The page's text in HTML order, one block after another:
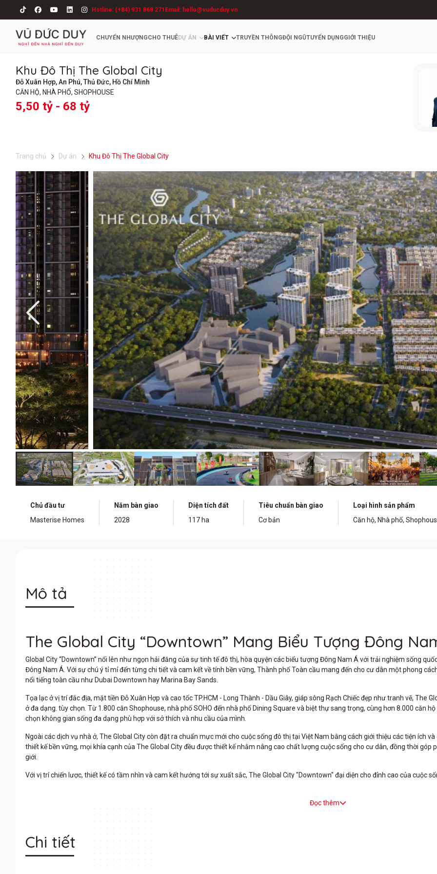
Hotline: (+84) 931 868 271 Email: hello@vuducduy.vn
CHUYỂN NHƯỢNGCHO THUÊDỰ ÁN BÀI VIẾT TRUYỀN THÔNGĐỘI NGŨTUYỂN DỤNGGIỚI THIỆU
Khu Đô Thị The Global City
Đỗ Xuân Hợp, An Phú, Thủ Đức, Hồ Chí Minh
CĂN HỘ, NHÀ PHỐ, SHOPHOUSE
5,50 tỷ - 68 tỷ
Trang chủ Dự án Khu Đô Thị The Global City
Chủ đầu tư
Masterise Homes
Năm bàn giao
2028
Diện tích đất
117 ha
Tiêu chuẩn bàn giao
Cơ bản
Loại hình sản phẩm
Căn hộ, Nhà phố,
Mô tả
The Global City “Downtown” Mang Biểu Tượng Đông
Global City “Downtown” nổi lên như ngọn hải đăng của sự tinh tế đô thị, hòa quyện các biểu tượng Đông Nam Á với trải nghiệm sống
Đông Nam Á. Với sự chú ý tỉ mỉ đến từng chi tiết và cam kết về tính bền vững, Thành phố Toàn cầu mang đến cho cư dân một phong
nổi tiếng toàn cầu như Dubai Downtown hay Marina Bay Sands.
Tọa lạc ở vị trí đắc địa, mặt tiền Đỗ Xuân Hợp và cao tốc TP.HCM - Long Thành - Dầu Giây, giáp sông Rạch Chiếc đẹp như tranh vẽ, The
ở đa dạng. tùy chọn. Từ 1.800 căn Shophouse, nhà phố SOHO đến nhà phố Dining Square và biệt thự sang trọng, cùng hơn 8.000 căn
chọn không gian sống đa dạng phù hợp với sở thích và nhu cầu của mình.
Ngoài các dịch vụ nhà ở, The Global City còn đặt ra chuẩn mực mới cho cuộc sống đô thị tại Việt Nam bằng cách giới thiệu các tiện ích
thiết kế bền vững, mọi khía cạnh của The Global City đều được thiết kế nhằm nâng cao chất lượng cuộc sống cho cư dân, đồng thời
giới.
Với vị trí chiến lược, thiết kế có tầm nhìn và cam kết hướng tới sự xuất sắc, The Global City "Downtown" đại diện cho đỉnh cao của cuộc
Đọc thêm
Chi tiết